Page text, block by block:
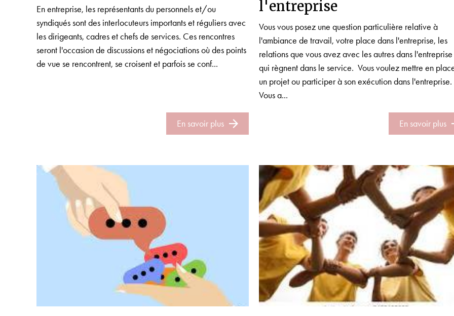
En entreprise, les représentants du personnels et/ou
syndiqués sont des interlocuteurs importants et réguliers avec
les dirigeants, cadres et chefs de services. Ces rencontres
seront l'occasion de discussions et négociations où des points
de vue se rencontrent, se croisent et parfois se conf...
En savoir plus
l'entreprise
Vous vous posez une question particulière relative à
l'ambiance de travail, votre place dans l'entreprise, les
relations que vous avez avec les autres dans
qui règnent dans le service. Vous voulez mettre en
un projet ou participer à son exécution dans l'entreprise.
Vous a...
En savoir plus